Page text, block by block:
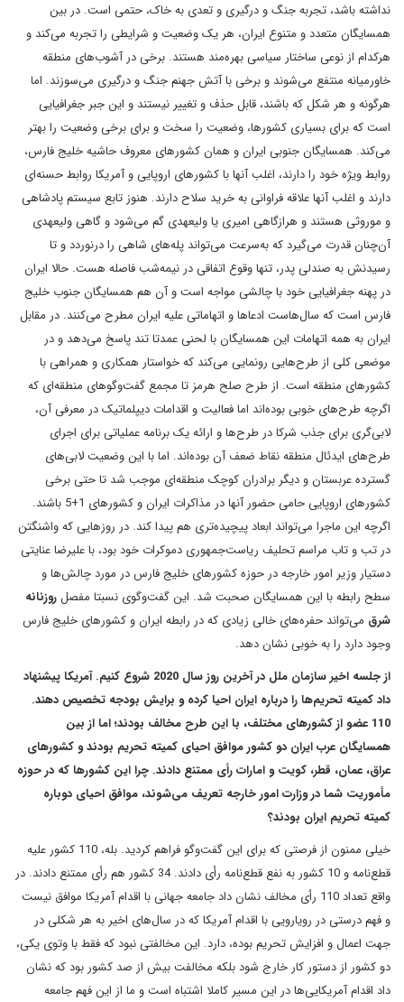
نداشته باشد، تجربه جنگ و درگیری و تعدی به خاک، حتمی است. در بین
همسایگان متعدد و متنوع ایران، هر یک وضعیت و شرایطی را تجربه می‌کند و
هر‌کدام از نوعی ساختار سیاسی بهره‌مند هستند. برخی در آشوب‌های منطقه
خاورمیانه منتفع می‌شوند و برخی با آتش جهنم جنگ و درگیری می‌سوزند. اما
هرگونه و هر شکل که باشند، قابل حذف و تغییر نیستند و این جبر جغرافیایی
است که برای بسیاری کشورها، وضعیت را سخت و برای برخی وضعیت را بهتر
می‌کند. همسایگان جنوبی ایران و همان کشورهای معروف حاشیه خلیج فارس،
روابط ویژه خود را دارند، اغلب آنها با کشورهای اروپایی و آمریکا روابط حسنه‌ای
دارند و اغلب آنها علاقه فراوانی به خرید سلاح دارند. هنوز تابع سیستم پادشاهی
و موروثی هستند و هرازگاهی امیری یا ولیعهدی گم می‌شود و گاهی ولیعهدی
آن‌چنان قدرت می‌گیرد که به‌سرعت می‌تواند پله‌های شاهی را درنوردد و تا
رسیدنش به صندلی پدر، تنها وقوع اتفاقی در نیمه‌شب فاصله هست. حالا ایران
در پهنه جغرافیایی خود با چالشی مواجه است و آن‌ هم همسایگان جنوب خلیج
فارس است که سال‌هاست ادعاها و اتهاماتی علیه ایران مطرح می‌کنند. در مقابل
ایران به همه اتهامات این همسایگان با لحنی عمدتا تند پاسخ می‌دهد و در
موضعی کلی از طرح‌هایی رونمایی می‌کند که خواستار همکاری و همراهی با
کشورهای منطقه است. از طرح صلح هرمز تا مجمع گفت‌و‌گوهای منطقه‌ای که
اگرچه طرح‌های خوبی بوده‌اند اما فعالیت و اقدامات دیپلماتیک در معرفی آن،
لابی‌گری برای جذب شرکا در طرح‌ها و ارائه یک برنامه عملیاتی برای اجرای
طرح‌های ایدئال منطقه نقاط ضعف آن بوده‌اند. اما با این وضعیت لابی‌های
گسترده عربستان و دیگر برادران کوچک منطقه‌ای موجب شد تا حتی برخی
کشورهای اروپایی حامی حضور آنها در مذاکرات ایران و کشورهای 1+5 باشند.
اگرچه این ماجرا می‌تواند ابعاد پیچیده‌تری هم پیدا کند. در روزهایی که واشنگتن
در تب و تاب مراسم تحلیف ریاست‌جمهوری دموکرات خود بود، با علیرضا عنایتی
دستیار وزیر امور خارجه در حوزه کشورهای خلیج فارس در مورد چالش‌ها و
سطح رابطه با این همسایگان صحبت شد. این گفت‌وگوی نسبتا مفصلروزنانه
شرق می‌تواند حفره‌های خالی زیادی که در رابطه ایران و کشورهای خلیج فارس
وجود دارد را به خوبی نشان دهد.
از جلسه اخیر سازمان ملل در آخرین روز سال 2020 شروع کنیم. آمریکا پیشنهاد
داد کمیته تحریم‌ها را درباره ایران احیا کرده و برایش بودجه تخصیص دهند.
110 عضو از کشورهای مختلف، با این طرح مخالف بودند؛ اما از بین
همسایگان عرب ایران دو کشور موافق احیای کمیته تحریم بودند و کشورهای
عراق، عمان، قطر، کویت و امارات رأی ممتنع دادند. چرا این کشورها که در حوزه
مأموریت شما در وزارت امور خارجه تعریف می‌شوند، موافق احیای دوباره
کمیته تحریم ایران بودند؟
خیلی ممنون از فرصتی که برای این گفت‌وگو فراهم کردید. بله، 110 کشور علیه
قطع‌نامه و 10 کشور به نفع قطع‌نامه رأی دادند. 34 کشور هم رأی ممتنع دادند. در‌
واقع تعداد 110 رأی مخالف نشان داد جامعه جهانی با اقدام آمریکا موافق نیست
و فهم درستی در رویارویی با اقدام آمریکا که در سال‌های اخیر به هر شکلی در
جهت اعمال و افزایش تحریم بوده، دارد. این مخالفتی نبود که فقط با وتوی یکی،
دو کشور از دستور کار خارج شود بلکه مخالفت بیش از صد کشور بود که نشان
داد اقدام آمریکایی‌ها در این مسیر کاملا اشتباه است و ما از این فهم جامعه